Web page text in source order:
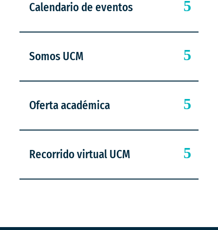
Calendario de eventos
Somos UCM
Oferta académica
Recorrido virtual UCM